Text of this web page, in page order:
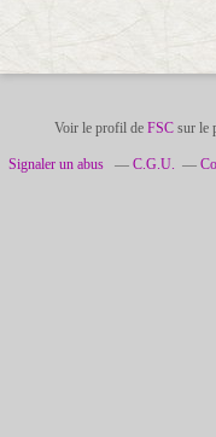
Voir le profil de FSCsur le
Signaler un abus C.G.U.